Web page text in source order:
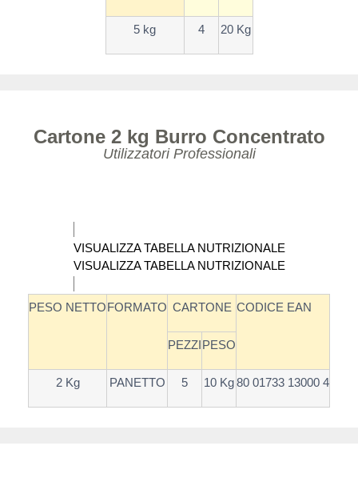
5 kg 4 20 Kg
Cartone 2 kg Burro Concentrato
Utilizzatori Professionali
PESO NETTOFORMATO CARTONE CODICE EAN
PEZZIPESO
2 Kg PANETTO 5 10 Kg80 01733 13000 4
VISUALIZZA TABELLA NUTRIZIONALE
VISUALIZZA TABELLA NUTRIZIONALE